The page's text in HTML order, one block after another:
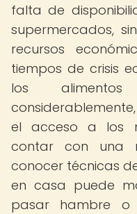
falta de
supermercados,
recursos
tiempos de crisis
los
el acceso a los
contar con una
conocer técnicas
en casa puede
pasar hambre o